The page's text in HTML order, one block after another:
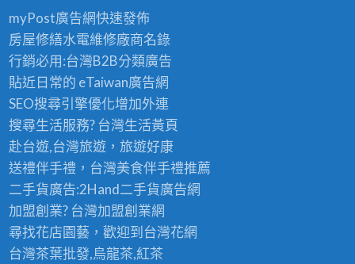
myPost廣告網快速發佈
房屋修繕水電維修廠商名錄
行銷必用:台灣B2B分類廣告
貼近日常的 eTaiwan廣告網
SEO搜尋引擎優化增加外連
搜尋生活服務? 台灣生活黃頁
赴台遊,台灣旅遊，旅遊好康
送禮伴手禮，台灣美食伴手禮推薦
二手貨廣告:2Hand二手貨廣告網
加盟創業? 台灣加盟創業網
尋找花店園藝，歡迎到台灣花網
台灣茶葉批發,烏龍茶,紅茶